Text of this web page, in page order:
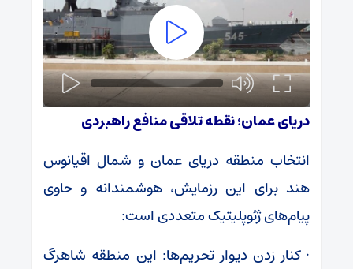
دریای عمان؛ نقطه تلاقی منافع راهبردی
انتخاب منطقه دریای عمان و شمال اقیانوس
هند برای این رزمایش، هوشمندانه و حاوی
پیام‌های ژئوپلیتیک متعددی است:
· کنار زدن دیوار تحریم‌ها: این منطقه شاهرگ